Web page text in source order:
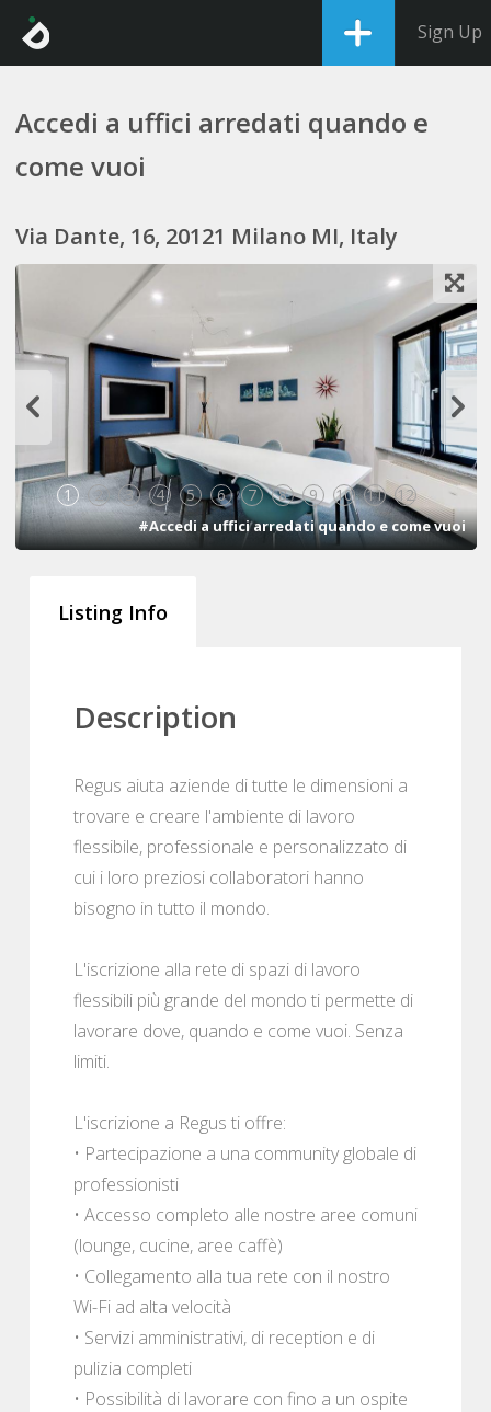
Sign Up
Accedi a uffici arredati quando e
come vuoi
Via Dante, 16, 20121 Milano MI, Italy
1 2 3 4 5 6 7 8 9 10 11 12
#Accedi a uffici arredati quando e come vuoi
Listing Info
Description
Regus aiuta aziende di tutte le dimensioni a
trovare e creare l'ambiente di lavoro
flessibile, professionale e personalizzato di
cui i loro preziosi collaboratori hanno
bisogno in tutto il mondo.
L'iscrizione alla rete di spazi di lavoro
flessibili più grande del mondo ti permette di
lavorare dove, quando e come vuoi. Senza
limiti.
L'iscrizione a Regus ti offre:
• Partecipazione a una community globale di
professionisti
• Accesso completo alle nostre aree comuni
(lounge, cucine, aree caffè)
• Collegamento alla tua rete con il nostro
Wi-Fi ad alta velocità
• Servizi amministrativi, di reception e di
pulizia completi
• Possibilità di lavorare con fino a un ospite